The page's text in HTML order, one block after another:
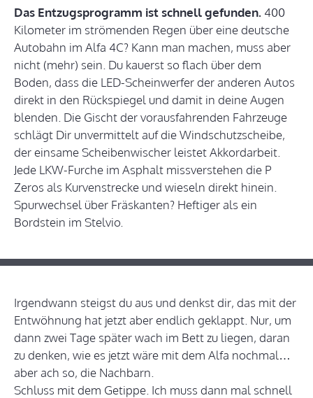
Das Entzugsprogramm ist schnell gefunden. 400
Kilometer im strömenden Regen über eine deutsche
Autobahn im Alfa 4C? Kann man machen, muss aber
nicht (mehr) sein. Du kauerst so flach über dem
Boden, dass die LED-Scheinwerfer der anderen Autos
direkt in den Rückspiegel und damit in deine Augen
blenden. Die Gischt der vorausfahrenden Fahrzeuge
schlägt Dir unvermittelt auf die Windschutzscheibe,
der einsame Scheibenwischer leistet Akkordarbeit.
Jede LKW-Furche im Asphalt missverstehen die P
Zeros als Kurvenstrecke und wieseln direkt hinein.
Spurwechsel über Fräskanten? Heftiger als ein
Bordstein im Stelvio.
Irgendwann steigst du aus und denkst dir, das mit der
Entwöhnung hat jetzt aber endlich geklappt. Nur, um
dann zwei Tage später wach im Bett zu liegen, daran
zu denken, wie es jetzt wäre mit dem Alfa nochmal…
aber ach so, die Nachbarn.
Schluss mit dem Getippe. Ich muss dann mal schnell